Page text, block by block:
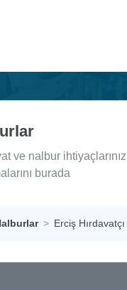
ve nalbur ihtiyaçlarınız
burada
Erciş